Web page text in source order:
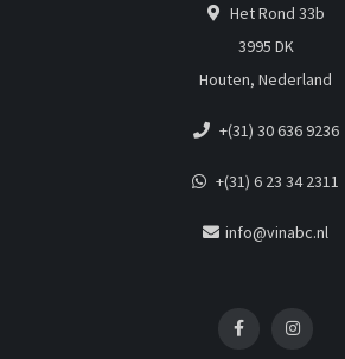
Het Rond 33b
3995 DK
Houten, Nederland
+(31) 30 636 9236
+(31) 6 23 34 2311
info@vinabc.nl